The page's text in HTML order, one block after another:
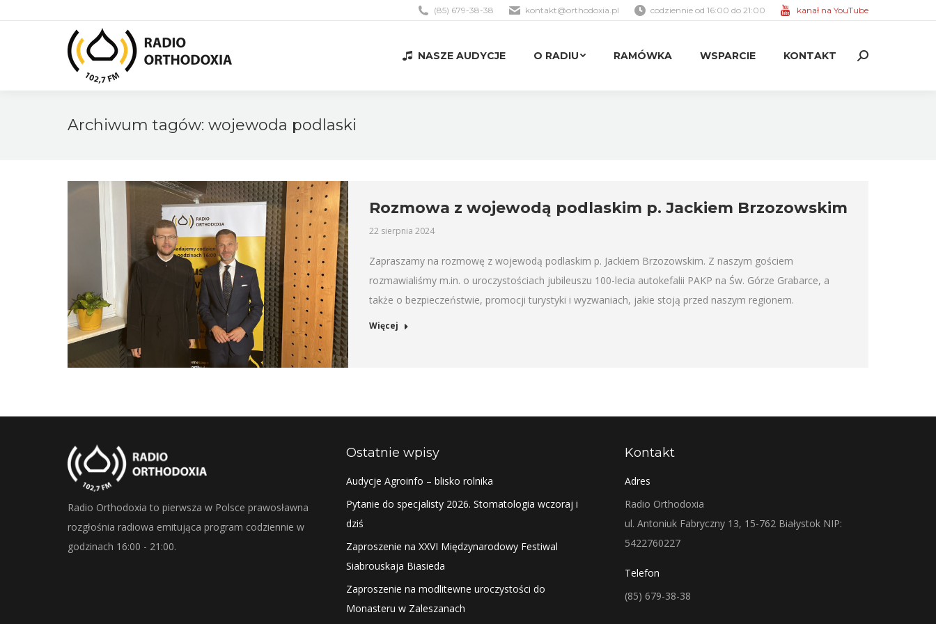
(85) 679-38-38 kontakt@orthodoxia.pl codziennie od 16:00 do 21:00 kanał na YouTube
NASZE AUDYCJE O RADIU RAMÓWKA WSPARCIE KONTAKT Search:
Archiwum tagów: wojewoda podlaski
Rozmowa z wojewodą podlaskim p. Jackiem Brzozowskim
22 sierpnia 2024
Zapraszamy na rozmowę z wojewodą podlaskim p. Jackiem Brzozowskim. Z naszym gościem
rozmawialiśmy m.in. o uroczystościach jubileuszu 100-lecia autokefalii PAKP na Św. Górze Grabarce, a
także o bezpieczeństwie, promocji turystyki i wyzwaniach, jakie stoją przed naszym regionem.
Więcej
Radio Orthodoxia to pierwsza w Polsce prawosławna
rozgłośnia radiowa emitująca program codziennie w
godzinach 16:00 - 21:00.
Ostatnie wpisy
Audycje Agroinfo – blisko rolnika
Pytanie do specjalisty 2026. Stomatologia wczoraj i
dziś
Zaproszenie na XXVI Międzynarodowy Festiwal
Siabrouskaja Biasieda
Zaproszenie na modlitewne uroczystości do
Monasteru w Zaleszanach
Kontakt
Adres
Radio Orthodoxia
ul. Antoniuk Fabryczny 13, 15-762 Białystok NIP:
5422760227
Telefon
(85) 679-38-38